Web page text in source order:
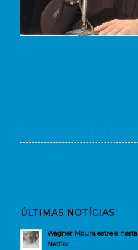
ÚLTIMAS NOTÍCIAS
Wagner Moura estreia
Netflix